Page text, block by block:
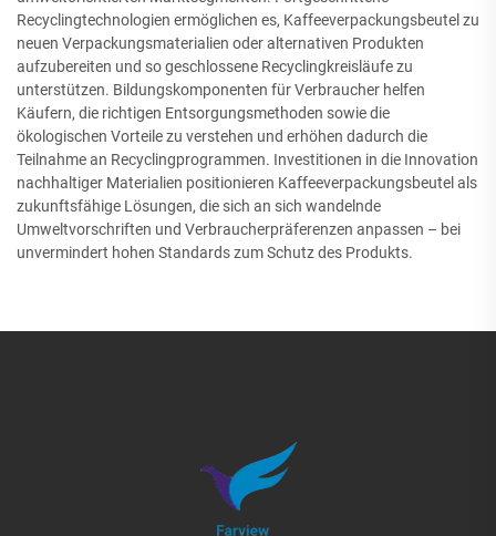
Recyclingtechnologien ermöglichen es, Kaffeeverpackungsbeutel zu
neuen Verpackungsmaterialien oder alternativen Produkten
aufzubereiten und so geschlossene Recyclingkreisläufe zu
unterstützen. Bildungskomponenten für Verbraucher helfen
Käufern, die richtigen Entsorgungsmethoden sowie die
ökologischen Vorteile zu verstehen und erhöhen dadurch die
Teilnahme an Recyclingprogrammen. Investitionen in die Innovation
nachhaltiger Materialien positionieren Kaffeeverpackungsbeutel als
zukunftsfähige Lösungen, die sich an sich wandelnde
Umweltvorschriften und Verbraucherpräferenzen anpassen – bei
unvermindert hohen Standards zum Schutz des Produkts.